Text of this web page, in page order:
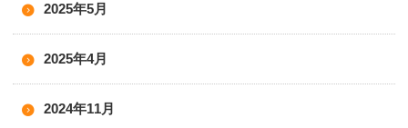
2025年5月
2025年4月
2024年11月